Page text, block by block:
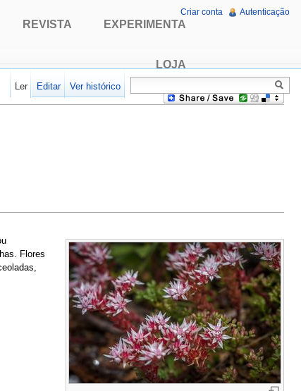
Flores
REVISTA EXPERIMENTA
LOJA
Criar conta Autenticação
Ler Editar Ver histórico